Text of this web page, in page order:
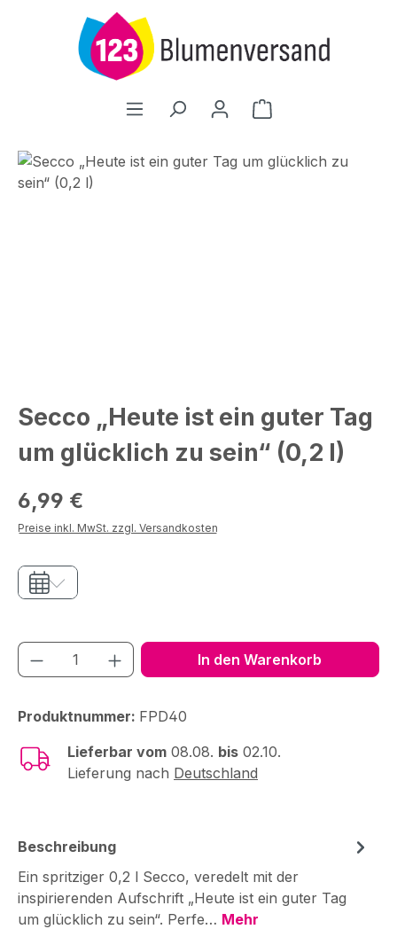
Zum Hauptinhalt springen
Warenkorb
Bildergalerie überspringen
Secco „Heute ist ein guter Tag
um glücklich zu sein“ (0,2 l)
Regulärer Preis:
6,99 €
Preise inkl. MwSt. zzgl. Versandkosten
Produkt Anzahl: Gib den gewünschten
In den Warenkorb
Produktnummer: FPD40
Lieferbar vom 08.08. bis 02.10.
Lieferung nach Deutschland
Beschreibung
Ein spritziger 0,2 l Secco, veredelt mit der
inspirierenden Aufschrift „Heute ist ein guter Tag
um glücklich zu sein“. Perfe… Mehr